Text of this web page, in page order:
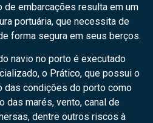
de embarcações resulta em um
portuária, que necessita de
forma segura em seus berços.
navio no porto é executado
o Prático, que possui o
das condições do porto como
das marés, vento, canal de
dentre outros riscos à